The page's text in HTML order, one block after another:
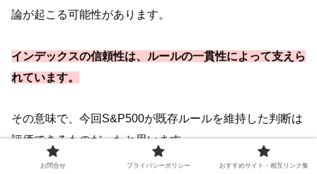
論が起こる可能性があります。
インデックスの信頼性は、ルールの一貫性によって支えら
れています。
その意味で、今回S&P500が既存ルールを維持した判断は
評価できるものだったと思います。
お問合せ プライバシーポリシー おすすめサイト・相互リンク集